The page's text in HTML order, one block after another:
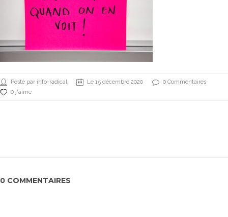
Posté par info-radical Le 15 décembre 2020
0 Commentaires
0 j'aime
0 COMMENTAIRES